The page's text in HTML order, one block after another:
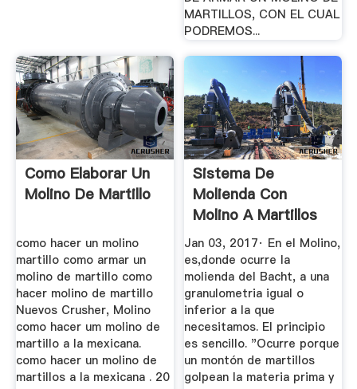
MARTILLOS, CON EL CUAL
PODREMOS...
Como Elaborar Un
Molino De Martillo
como hacer un molino
martillo como armar un
molino de martillo como
hacer molino de martillo
Nuevos Crusher, Molino
como hacer um molino de
martillo a la mexicana.
como hacer un molino de
martillos a la mexicana . 20
Sistema De
Molienda Con
Molino A Martillos
Engormix
Jan 03, 2017· En el Molino,
es,donde ocurre la
molienda del Bacht, a una
granulometria igual o
inferior a la que
necesitamos. El principio
es sencillo. "Ocurre porque
un montón de martillos
golpean la materia prima y